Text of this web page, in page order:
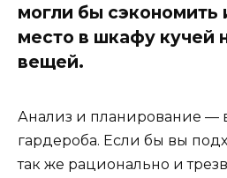
могли бы сэкономить
место в шкафу кучей
вещей.
Анализ и планирование —
гардероба. Если бы вы
так же рационально и